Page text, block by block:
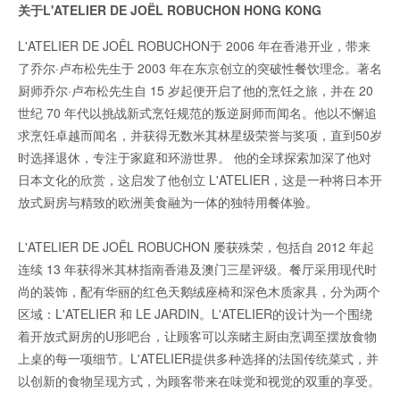
关于L'ATELIER DE JOËL ROBUCHON HONG KONG
L'ATELIER DE JOËL ROBUCHON于 2006 年在香港开业，带来
了乔尔·卢布松先生于 2003 年在东京创立的突破性餐饮理念。著名
厨师乔尔·卢布松先生自 15 岁起便开启了他的烹饪之旅，并在 20
世纪 70 年代以挑战新式烹饪规范的叛逆厨师而闻名。他以不懈追
求烹饪卓越而闻名，并获得无数米其林星级荣誉与奖项，直到50岁
时选择退休，专注于家庭和环游世界。 他的全球探索加深了他对
日本文化的欣赏，这启发了他创立 L'ATELIER，这是一种将日本开
放式厨房与精致的欧洲美食融为一体的独特用餐体验。
L'ATELIER DE JOËL ROBUCHON 屡获殊荣，包括自 2012 年起
连续 13 年获得米其林指南香港及澳门三星评级。餐厅采用现代时
尚的装饰，配有华丽的红色天鹅绒座椅和深色木质家具，分为两个
区域：L'ATELIER 和 LE JARDIN。L'ATELIER的设计为一个围绕
着开放式厨房的U形吧台，让顾客可以亲睹主厨由烹调至摆放食物
上桌的每一项细节。L'ATELIER提供多种选择的法国传统菜式，并
以创新的食物呈现方式，为顾客带来在味觉和视觉的双重的享受。